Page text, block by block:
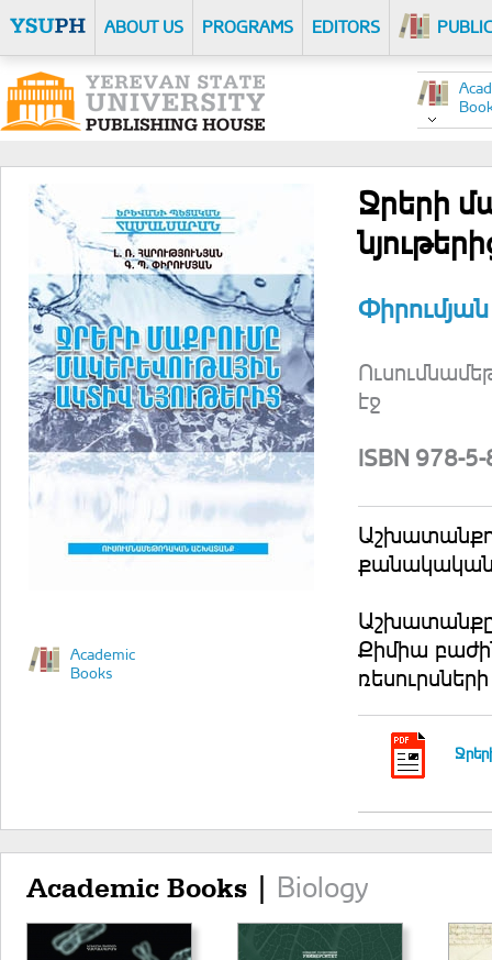
ABOUT US PROGRAMS EDITORS
Academic
Books
Ջրերի
էջ
ISBN 978-
քանակական
Քիմիա
Academic Books | Biology